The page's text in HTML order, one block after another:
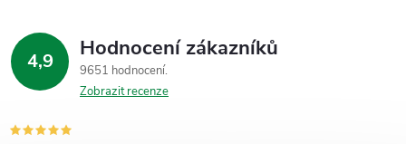
4,9 Hodnocení zákazníků
9651 hodnocení
Zobrazit recenze